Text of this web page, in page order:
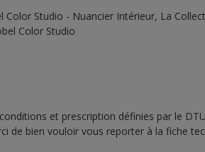
Color Studio - Nuancier Intérieur, La
Color Studio
et prescription définies par le
de bien vouloir vous reporter à la fiche